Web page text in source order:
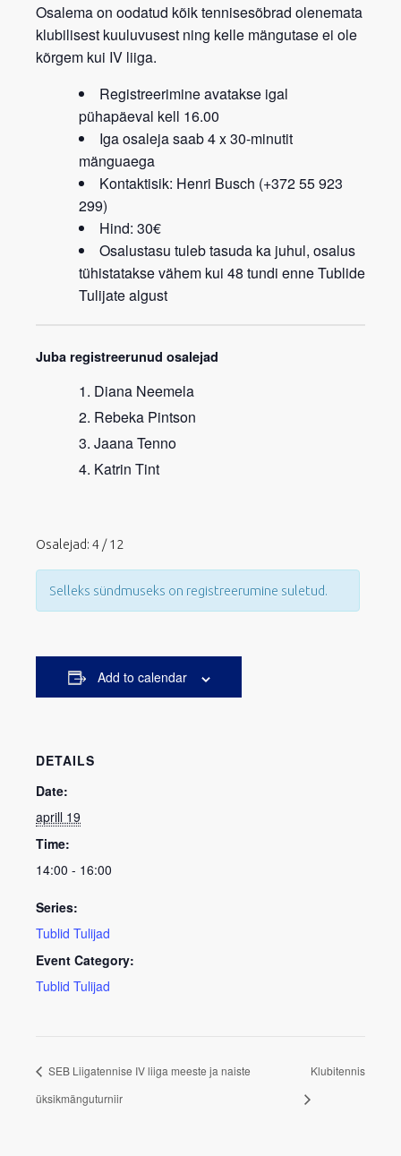
Osalema on oodatud kõik tennisesõbrad olenemata
klubilisest kuuluvusest ning kelle mängutase ei ole
kõrgem kui IV liiga.
Registreerimine avatakse igal
pühapäeval kell 16.00
Iga osaleja saab 4 x 30-minutit
mänguaega
Kontaktisik: Henri Busch (+372 55 923
299)
Hind: 30€
Osalustasu tuleb tasuda ka juhul, osalus
tühistatakse vähem kui 48 tundi enne Tublide
Tulijate algust
Juba registreerunud osalejad
Diana Neemela
Rebeka Pintson
Jaana Tenno
Katrin Tint
Osalejad: 4 / 12
Selleks sündmuseks on registreerumine suletud.
Add to calendar
DETAILS
Date:
aprill 19
Time:
14:00 - 16:00
Series:
Tublid Tulijad
Event Category:
Tublid Tulijad
SEB Liigatennise IV liiga meeste ja naiste
üksikmänguturniir
Klubitennis